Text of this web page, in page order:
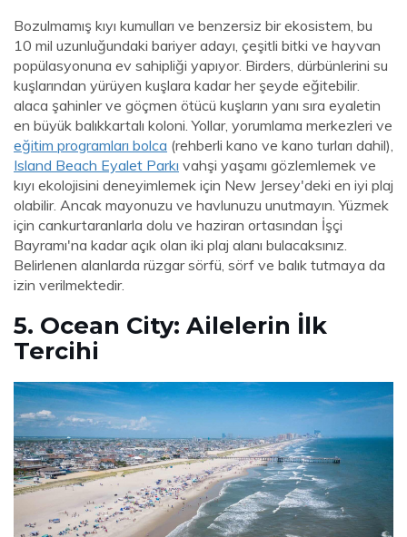
Bozulmamış kıyı kumulları ve benzersiz bir ekosistem, bu
10 mil uzunluğundaki bariyer adayı, çeşitli bitki ve hayvan
popülasyonuna ev sahipliği yapıyor. Birders, dürbünlerini su
kuşlarından yürüyen kuşlara kadar her şeyde eğitebilir.
alaca şahinler ve göçmen ötücü kuşların yanı sıra eyaletin
en büyük balıkkartalı koloni. Yollar, yorumlama merkezleri ve
eğitim programları bolca (rehberli kano ve kano turları dahil),
Island Beach Eyalet Parkı vahşi yaşamı gözlemlemek ve
kıyı ekolojisini deneyimlemek için New Jersey'deki en iyi plaj
olabilir. Ancak mayonuzu ve havlunuzu unutmayın. Yüzmek
için cankurtaranlarla dolu ve haziran ortasından İşçi
Bayramı'na kadar açık olan iki plaj alanı bulacaksınız.
Belirlenen alanlarda rüzgar sörfü, sörf ve balık tutmaya da
izin verilmektedir.
5. Ocean City: Ailelerin İlk
Tercihi